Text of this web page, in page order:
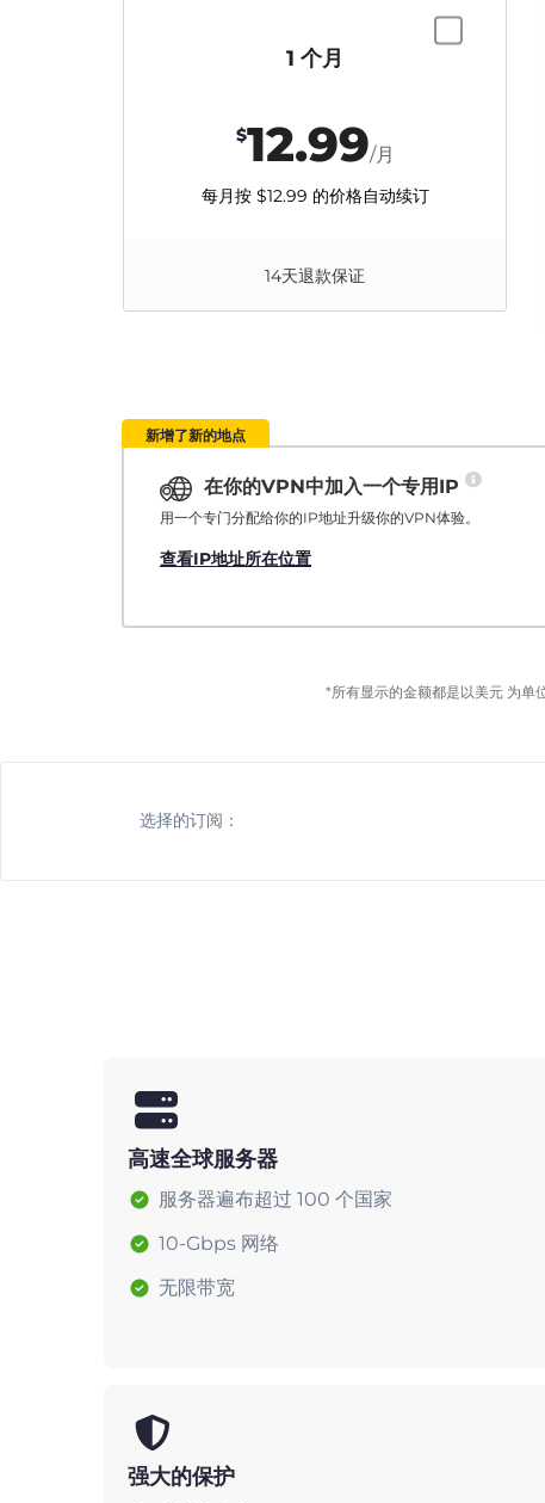
1 个月
$12.99/月
每月按 $12.99 的价格自动续订
14天退款保证
新增了新的地点
在你的VPN中加入一个专用IP
用一个专门分配给你的IP地址升级你的VPN体验。
查看IP地址所在位置
*所有显示的金额都是以美元 为单
选择的订阅：
高速全球服务器
服务器遍布超过 100 个国家
10-Gbps 网络
无限带宽
强大的保护